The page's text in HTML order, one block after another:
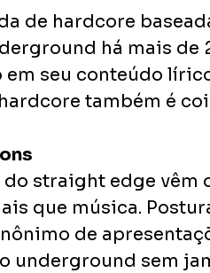
de hardcore
há mais de
em seu conteúdo
também é
do straight edge vêm
que música.
de
underground sem